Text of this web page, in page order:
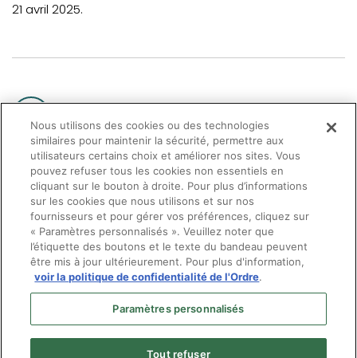
21 avril 2025.
Nous utilisons des cookies ou des technologies
similaires pour maintenir la sécurité, permettre aux
utilisateurs certains choix et améliorer nos sites. Vous
pouvez refuser tous les cookies non essentiels en
cliquant sur le bouton à droite. Pour plus d’informations
sur les cookies que nous utilisons et sur nos
fournisseurs et pour gérer vos préférences, cliquez sur
« Paramètres personnalisés ». Veuillez noter que
l’étiquette des boutons et le texte du bandeau peuvent
être mis à jour ultérieurement. Pour plus d'information,
voir la politique de confidentialité de l'Ordre.
Paramètres personnalisés
Tout refuser